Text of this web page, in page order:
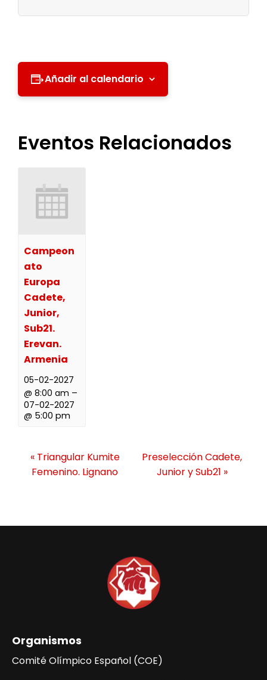
Añadir al calendario
Eventos Relacionados
Campeon
ato
Europa
Cadete,
Junior,
Sub21.
Erevan.
Armenia
05-02-2027
@ 8:00 am –
07-02-2027
@ 5:00 pm
l
E
«Triangular Kumite
Femenino. Lignano
Preselección Cadete,
Junior y Sub21 »
Organismos
Comité Olímpico Español (COE)